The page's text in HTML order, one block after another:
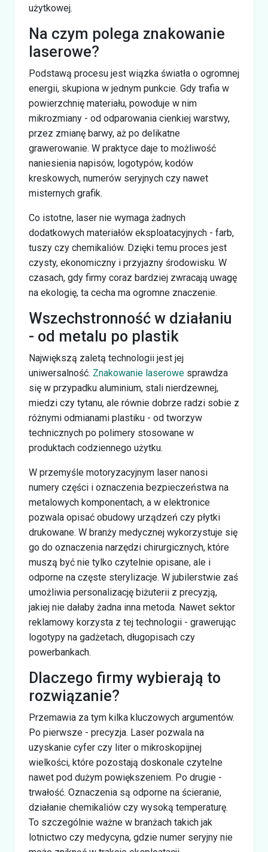
użytkowej.
Na czym polega znakowanie
laserowe?
Podstawą procesu jest wiązka światła o ogromnej
energii, skupiona w jednym punkcie. Gdy trafia w
powierzchnię materiału, powoduje w nim
mikrozmiany - od odparowania cienkiej warstwy,
przez zmianę barwy, aż po delikatne
grawerowanie. W praktyce daje to możliwość
naniesienia napisów, logotypów, kodów
kreskowych, numerów seryjnych czy nawet
misternych grafik.
Co istotne, laser nie wymaga żadnych
dodatkowych materiałów eksploatacyjnych - farb,
tuszy czy chemikaliów. Dzięki temu proces jest
czysty, ekonomiczny i przyjazny środowisku. W
czasach, gdy firmy coraz bardziej zwracają uwagę
na ekologię, ta cecha ma ogromne znaczenie.
Wszechstronność w działaniu
- od metalu po plastik
Największą zaletą technologii jest jej
uniwersalność. Znakowanie laserowe sprawdza
się w przypadku aluminium, stali nierdzewnej,
miedzi czy tytanu, ale równie dobrze radzi sobie z
różnymi odmianami plastiku - od tworzyw
technicznych po polimery stosowane w
produktach codziennego użytku.
W przemyśle motoryzacyjnym laser nanosi
numery części i oznaczenia bezpieczeństwa na
metalowych komponentach, a w elektronice
pozwala opisać obudowy urządzeń czy płytki
drukowane. W branży medycznej wykorzystuje się
go do oznaczenia narzędzi chirurgicznych, które
muszą być nie tylko czytelnie opisane, ale i
odporne na częste sterylizacje. W jubilerstwie zaś
umożliwia personalizację biżuterii z precyzją,
jakiej nie dałaby żadna inna metoda. Nawet sektor
reklamowy korzysta z tej technologii - grawerując
logotypy na gadżetach, długopisach czy
powerbankach.
Dlaczego firmy wybierają to
rozwiązanie?
Przemawia za tym kilka kluczowych argumentów.
Po pierwsze - precyzja. Laser pozwala na
uzyskanie cyfer czy liter o mikroskopijnej
wielkości, które pozostają doskonale czytelne
nawet pod dużym powiększeniem. Po drugie -
trwałość. Oznaczenia są odporne na ścieranie,
działanie chemikaliów czy wysoką temperaturę.
To szczególnie ważne w branżach takich jak
lotnictwo czy medycyna, gdzie numer seryjny nie